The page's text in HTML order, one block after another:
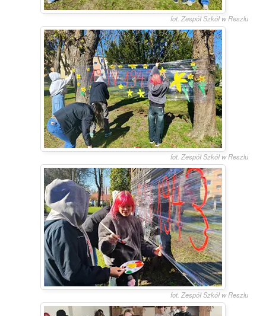
fot. Zespół Szkół w Reszlu
fot. Zespół Szkół w Reszlu
fot. Zespół Szkół w Reszlu